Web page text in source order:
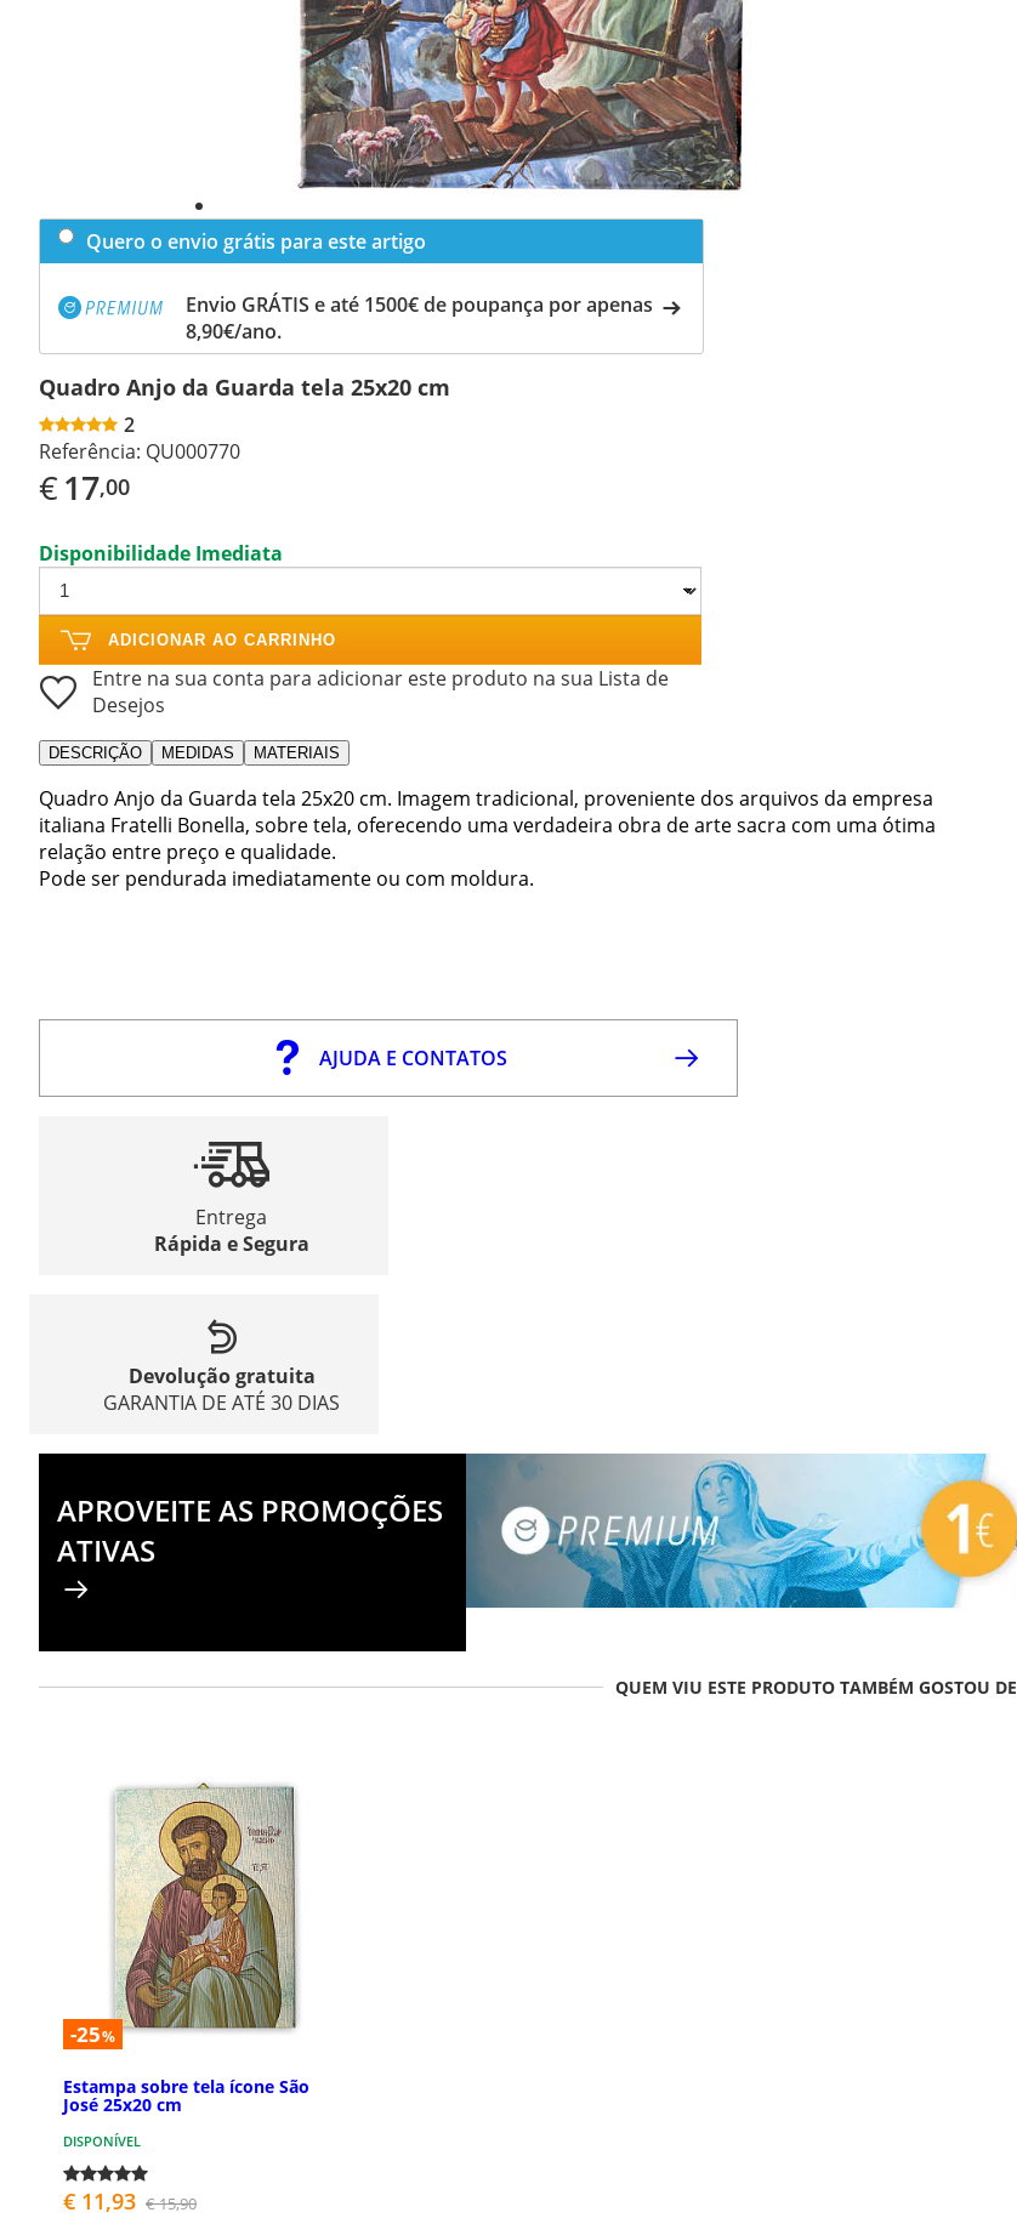
Quero o envio grátis para este artigo
Envio GRÁTIS e até 1500€ de poupança por apenas
8,90€/ano.
Quadro Anjo da Guarda tela 25x20 cm
2
Referência: QU000770
€17,00
Disponibilidade Imediata
ADICIONAR AO CARRINHO
Entre na sua conta para adicionar este produto na sua Lista de
Desejos
DESCRIÇÃO MEDIDAS MATERIAIS
Quadro Anjo da Guarda tela 25x20 cm. Imagem tradicional, proveniente dos arquivos da empresa
italiana Fratelli Bonella, sobre tela, oferecendo uma verdadeira obra de arte sacra com uma ótima
relação entre preço e qualidade.
Pode ser pendurada imediatamente ou com moldura.
AJUDA E CONTATOS
Entrega
Rápida e Segura
Devolução gratuita
GARANTIA DE ATÉ 30 DIAS
APROVEITE AS PROMOÇÕES
ATIVAS
QUEM VIU ESTE PRODUTO TAMBÉM GOSTOU DE
-25%
Estampa sobre tela ícone São
José 25x20 cm
DISPONÍVEL
€ 11,93 € 15,90